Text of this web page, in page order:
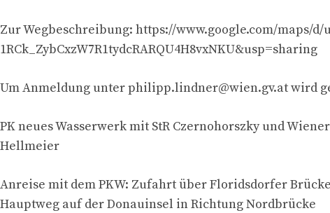
Zur Wegbeschreibung: https://www.google.com/maps/d/
1RCk_ZybCxzW7R1tydcRARQU4H8vxNKU&usp=sharing
Um Anmeldung unterphilipp.lindner@wien.gv.atwird
PK neues Wasserwerk mit StR Czernohorszky und
Hellmeier
Anreise mit dem PKW: Zufahrt über Floridsdorfer
Hauptweg auf der Donauinsel in Richtung Nordbrücke